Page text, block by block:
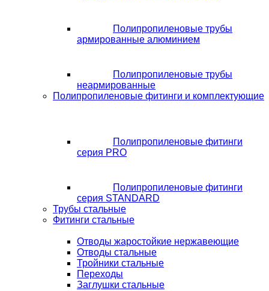
Полипропиленовые трубы
армированные алюминием
Полипропиленовые трубы
неармированные
Полипропиленовые фитинги и комплектующие
Полипропиленовые фитинги
серия PRO
Полипропиленовые фитинги
серия STANDARD
Трубы стальные
Фитинги стальные
Отводы жаростойкие нержавеющие
Отводы стальные
Тройники стальные
Переходы
Заглушки стальные